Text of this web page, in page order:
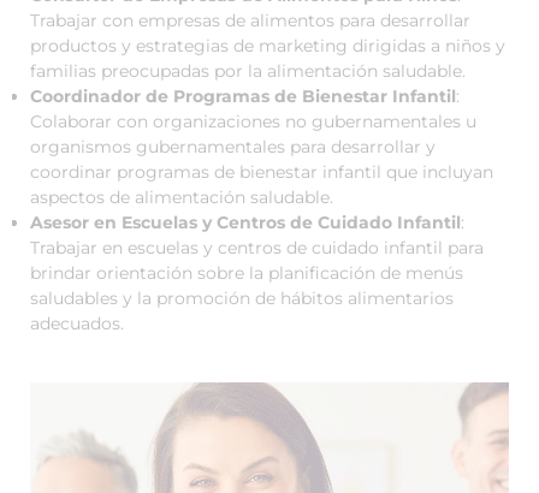
Trabajar con empresas de alimentos para desarrollar
productos y estrategias de marketing dirigidas a niños y
familias preocupadas por la alimentación saludable.
Coordinador de Programas de Bienestar Infantil:
Colaborar con organizaciones no gubernamentales u
organismos gubernamentales para desarrollar y
coordinar programas de bienestar infantil que incluyan
aspectos de alimentación saludable.
Asesor en Escuelas y Centros de Cuidado Infantil:
Trabajar en escuelas y centros de cuidado infantil para
brindar orientación sobre la planificación de menús
saludables y la promoción de hábitos alimentarios
adecuados.